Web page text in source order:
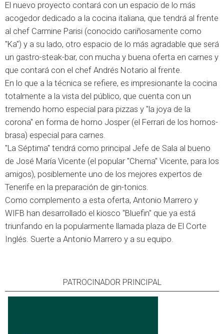
El nuevo proyecto contará con un espacio de lo más
acogedor dedicado a la cocina italiana, que tendrá al frente
al chef Carmine Parisi (conocido cariñosamente como
"Ka") y a su lado, otro espacio de lo más agradable que será
un gastro-steak-bar, con mucha y buena oferta en carnes y
que contará con el chef Andrés Notario al frente.
En lo que a la técnica se refiere, es impresionante la cocina
totalmente a la vista del público, que cuenta con un
tremendo horno especial para pizzas y "la joya de la
corona" en forma de horno Josper (el Ferrari de los hornos-
brasa) especial para carnes.
"La Séptima" tendrá como principal Jefe de Sala al bueno
de José María Vicente (el popular "Chema" Vicente, para los
amigos), posiblemente uno de los mejores expertos de
Tenerife en la preparación de gin-tonics.
Como complemento a esta oferta, Antonio Marrero y
WIFB han desarrollado el kiosco "Bluefin" que ya está
triunfando en la popularmente llamada plaza de El Corte
Inglés. Suerte a Antonio Marrero y a su equipo.
PATROCINADOR PRINCIPAL